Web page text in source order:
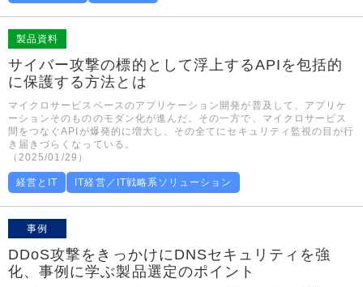
製品資料
サイバー攻撃の標的として浮上するAPIを包括的
に保護する方法とは
マイクロサービスベースのアプリケーション開発が普及して、アプリケ
ーションそのもののモダン化が進んだ。その一方で、マイクロサービス
間をつなぐAPIが爆発的に増大し、その全てにセキュリティ監視の目が行
き届きづらくなっている。
（2025/01/29）
経営とIT IT経営／IT戦略系ソリューション
事例
DDoS攻撃をきっかけにDNSセキュリティを強
化、事例に学ぶ製品選定のポイント